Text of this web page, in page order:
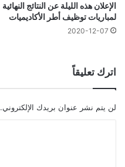
الإعلان هذه الليلة عن النتائج النهائية
لمباريات توظيف أطر الأكاديميات
2020-12-07
اترك تعليقاً
لن يتم نشر عنوان بريدك الإلكتروني.